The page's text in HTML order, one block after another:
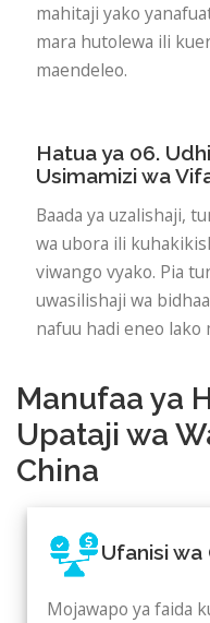
mahitaji yako
mara hutolewa ili
maendeleo.
Hatua ya 06.
Usimamizi wa
Baada ya uzalishaji,
wa ubora ili
viwango vyako. Pia
uwasilishaji wa
nafuu hadi eneo lako
Manufaa ya
Upataji wa
China
Ufanisi wa
Mojawapo ya faida